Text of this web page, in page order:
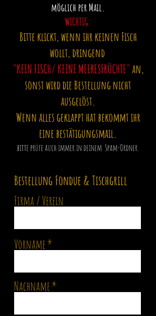
möglich per Mail.
WICHTIG:
Bitte klickt, wenn ihr keinen Fisch
wollt, dringend
"KEIN FISCH/ KEINE MEERESFRÜCHTE" an,
sonst wird die Bestellung nicht
ausgelöst.
Wenn alles geklappt hat bekommt ihr
eine bestätigungsmail.
bitte prüfe auch immer in deinem Spam-Ordner.
Bestellung Fondue & Tischgrill
Firma / Verein
Vorname
Nachname